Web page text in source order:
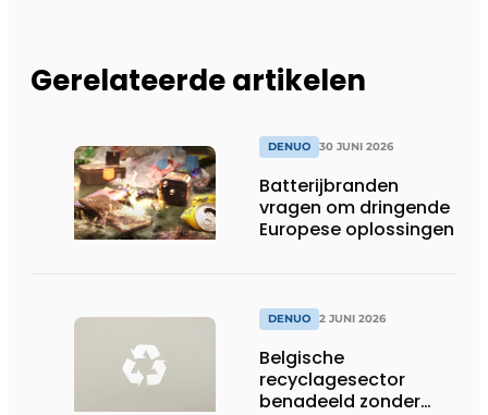
Gerelateerde artikelen
DENUO 30 JUNI 2026
Batterijbranden
vragen om dringende
Europese oplossingen
DENUO 2 JUNI 2026
Belgische
recyclagesector
benadeeld zonder